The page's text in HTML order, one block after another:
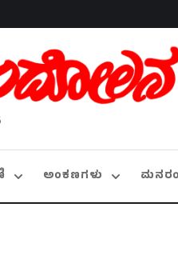
ಅಂಕಣಗಳು